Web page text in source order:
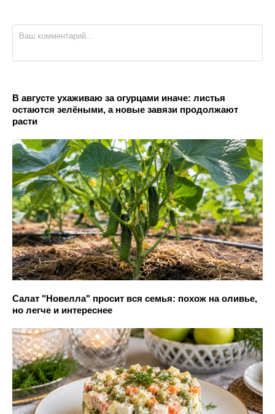
В августе ухаживаю за огурцами иначе: листья
остаются зелёными, а новые завязи продолжают
расти
Салат "Новелла" просит вся семья: похож на оливье,
но легче и интереснее